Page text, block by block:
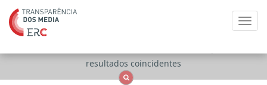
resultados coincidentes